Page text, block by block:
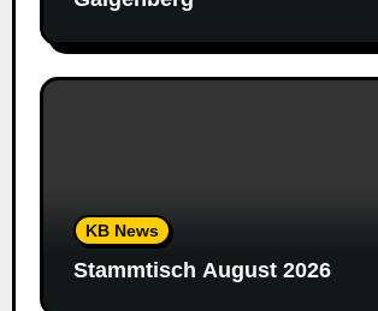
KB News
Stammtisch August 2026